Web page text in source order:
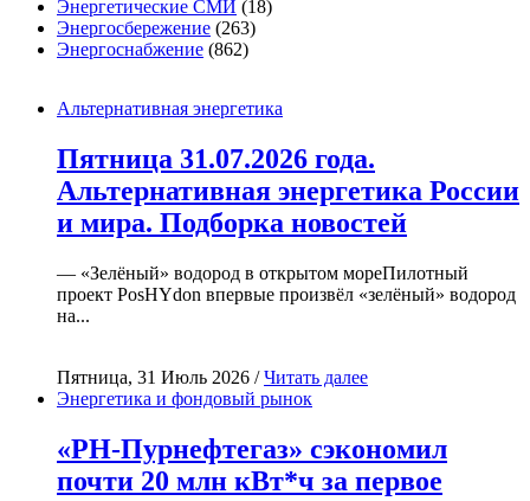
Энергетические СМИ (18)
Энергосбережение (263)
Энергоснабжение (862)
Альтернативная энергетика
Пятница 31.07.2026 года.
Альтернативная энергетика России
и мира. Подборка новостей
— «Зелёный» водород в открытом мореПилотный
проект PosHYdon впервые произвёл «зелёный» водород
на...
Пятница, 31 Июль 2026 /Читать далее
Энергетика и фондовый рынок
«РН-Пурнефтегаз» сэкономил
почти 20 млн кВт*ч за первое